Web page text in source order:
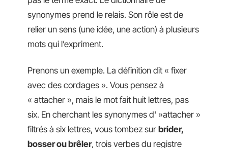
synonymes prend le relais. Son rôle est de
relier un sens (une idée, une action) à plusieurs
mots qui l’expriment.
Prenons un exemple. La définition dit « fixer
avec des cordages ». Vous pensez à
« attacher », mais le mot fait huit lettres, pas
six. En cherchant les synonymes d' »attacher »
filtrés à six lettres, vous tombez sur brider,
bosser ou brêler, trois verbes du registre